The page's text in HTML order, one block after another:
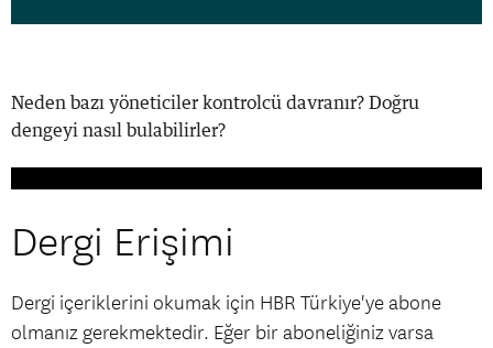
Neden bazı yöneticiler kontrolcü davranır? Doğru
dengeyi nasıl bulabilirler?
Dergi Erişimi
Dergi içeriklerini okumak için HBR Türkiye'ye abone
olmanız gerekmektedir. Eğer bir aboneliğiniz varsa